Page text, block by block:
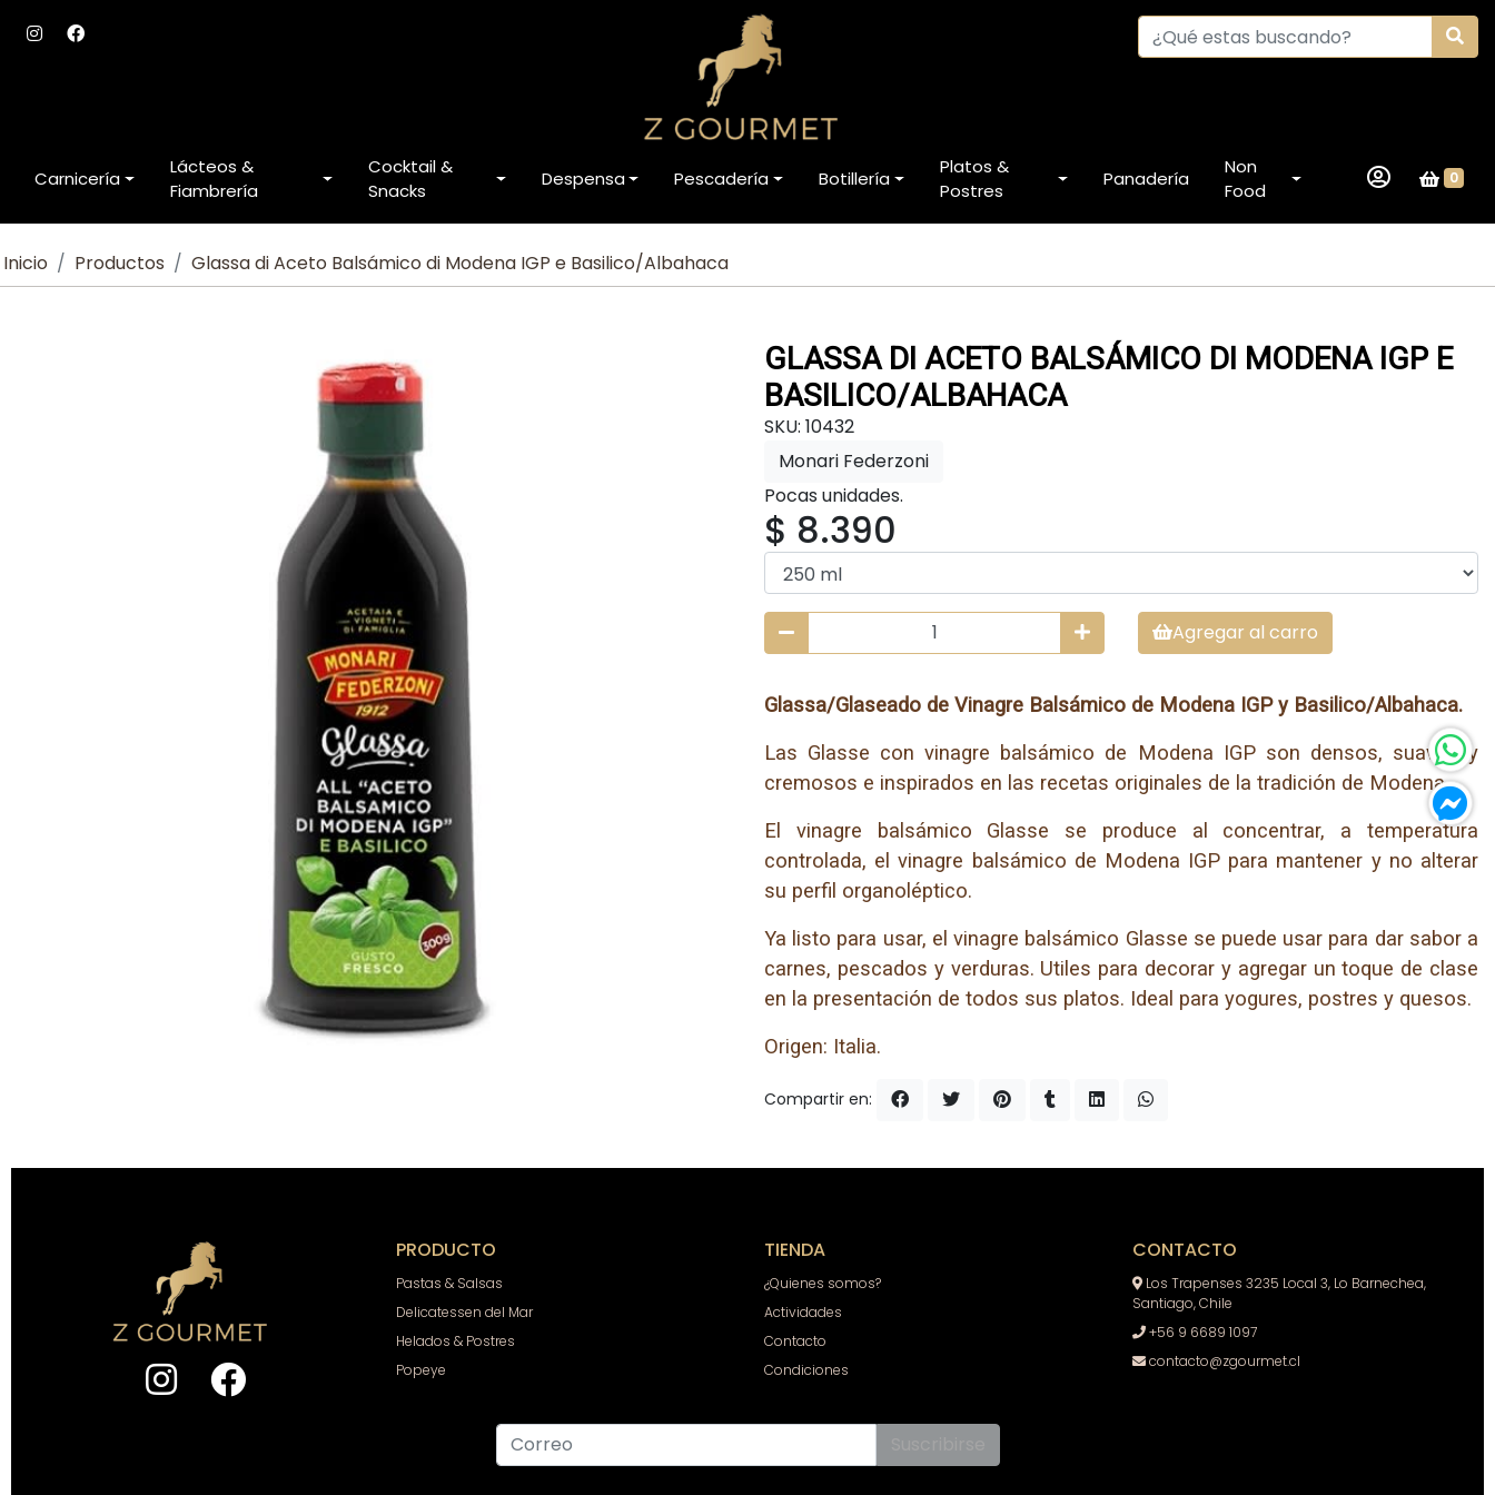
Carnicería
Lácteos &
Fiambrería
Cocktail &
Snacks
Despensa Pescadería Botillería
Platos &
Postres
Panadería
Non
Food
0
Inicio Productos Glassa di Aceto Balsámico di Modena IGP e Basilico/Albahaca
GLASSA DI ACETO BALSÁMICO DI MODENA IGP E
BASILICO/ALBAHACA
SKU: 10432
Monari Federzoni
Pocas unidades.
$ 8.390
Agregar al carro
Glassa/Glaseado de Vinagre Balsámico de Modena IGP y Basilico/Albahaca.
Las Glasse con vinagre balsámico de Modena IGP son densos, suaves y
cremosos e inspirados en las recetas originales de la tradición de Modena.
El vinagre balsámico Glasse se produce al concentrar, a temperatura
controlada, el vinagre balsámico de Modena IGP para mantener y no alterar
su perfil organoléptico.
Ya listo para usar, el vinagre balsámico Glasse se puede usar para dar sabor a
carnes, pescados y verduras. Utiles para decorar y agregar un toque de clase
en la presentación de todos sus platos. Ideal para yogures, postres y quesos.
Origen: Italia.
Compartir en:
PRODUCTO
Pastas & Salsas
Delicatessen del Mar
Helados & Postres
Popeye
TIENDA
¿Quienes somos?
Actividades
Contacto
Condiciones
CONTACTO
Los Trapenses 3235 Local 3, Lo Barnechea,
Santiago, Chile
+56 9 6689 1097
contacto@zgourmet.cl